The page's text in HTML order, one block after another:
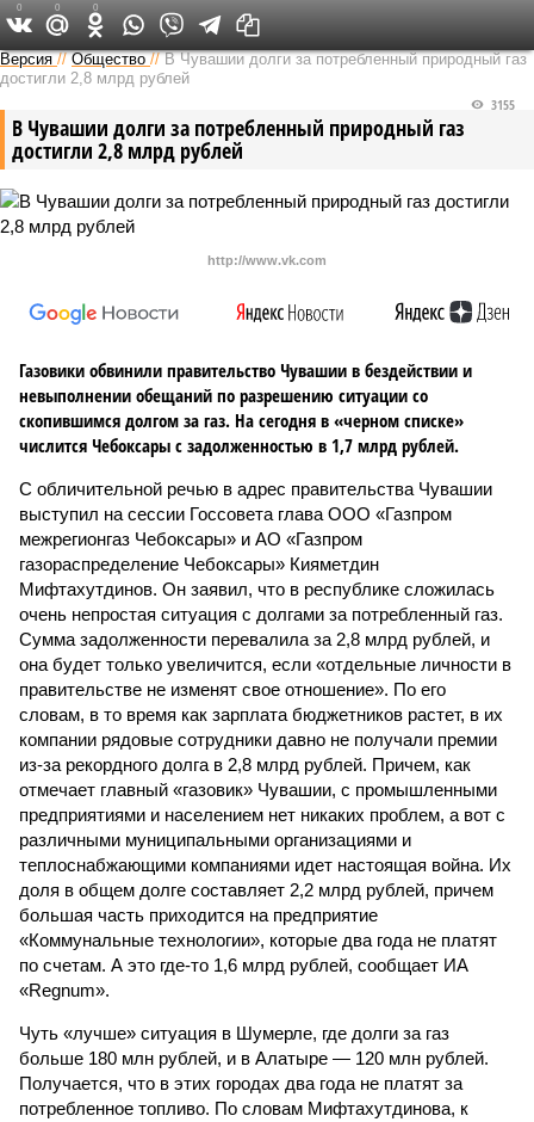
Версия в Чувашии
Версия //Общество //В Чувашии долги за потребленный природный газ
достигли 2,8 млрд рублей
В Чувашии долги за потребленный природный газ
достигли 2,8 млрд рублей
3155
http://www.vk.com
Газовики обвинили правительство Чувашии в бездействии и
невыполнении обещаний по разрешению ситуации со
скопившимся долгом за газ. На сегодня в «черном списке»
числится Чебоксары с задолженностью в 1,7 млрд рублей.
С обличительной речью в адрес правительства Чувашии
выступил на сессии Госсовета глава ООО «Газпром
межрегионгаз Чебоксары» и АО «Газпром
газораспределение Чебоксары» Кияметдин
Мифтахутдинов. Он заявил, что в республике сложилась
очень непростая ситуация с долгами за потребленный газ.
Сумма задолженности перевалила за 2,8 млрд рублей, и
она будет только увеличится, если «отдельные личности в
правительстве не изменят свое отношение». По его
словам, в то время как зарплата бюджетников растет, в их
компании рядовые сотрудники давно не получали премии
из-за рекордного долга в 2,8 млрд рублей. Причем, как
отмечает главный «газовик» Чувашии, с промышленными
предприятиями и населением нет никаких проблем, а вот с
различными муниципальными организациями и
теплоснабжающими компаниями идет настоящая война. Их
доля в общем долге составляет 2,2 млрд рублей, причем
большая часть приходится на предприятие
«Коммунальные технологии», которые два года не платят
по счетам. А это где-то 1,6 млрд рублей, сообщает ИА
«Regnum».
Чуть «лучше» ситуация в Шумерле, где долги за газ
больше 180 млн рублей, и в Алатыре — 120 млн рублей.
Получается, что в этих городах два года не платят за
потребленное топливо. По словам Мифтахутдинова, к
0 0 0